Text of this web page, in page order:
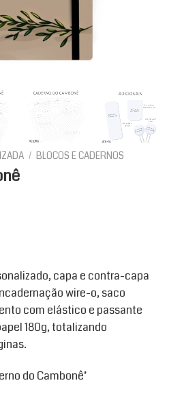
/ BLOCOS E CADERNOS
capa e contra-capa
wire-o, saco
com elástico e passante
180g, totalizando
do Cambonê’